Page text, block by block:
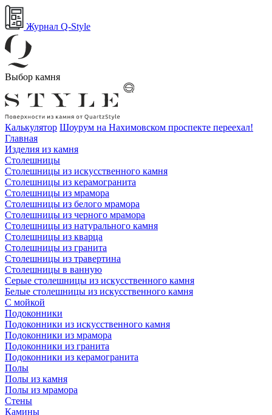
Журнал Q-Style
Выбор камня
Калькулятор Шоурум на Нахимовском проспекте переехал!
Главная
Изделия из камня
Столешницы
Столешницы из искусственного камня
Столешницы из керамогранита
Столешницы из мрамора
Столешницы из белого мрамора
Столешницы из черного мрамора
Столешницы из натурального камня
Столешницы из кварца
Столешницы из гранита
Столешницы из травертина
Столешницы в ванную
Серые столешницы из искусственного камня
Белые столешницы из искусственного камня
С мойкой
Подоконники
Подоконники из искусственного камня
Подоконники из мрамора
Подоконники из гранита
Подоконники из керамогранита
Полы
Полы из камня
Полы из мрамора
Стены
Камины